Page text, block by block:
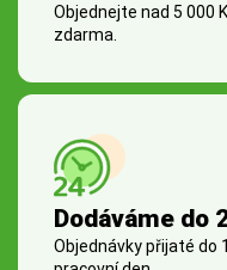
Objednejte nad 5 000
zdarma.
Dodáváme do
Objednávky přijaté do